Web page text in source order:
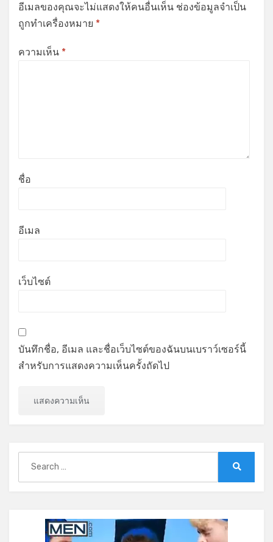
อีเมลของคุณจะไม่แสดงให้คนอื่นเห็น ช่องข้อมูลจำเป็น
ถูกทำเครื่องหมาย *
ความเห็น *
ชื่อ
อีเมล
เว็บไซต์
บันทึกชื่อ, อีเมล และชื่อเว็บไซต์ของฉันบนเบราว์เซอร์นี้
สำหรับการแสดงความเห็นครั้งถัดไป
for: